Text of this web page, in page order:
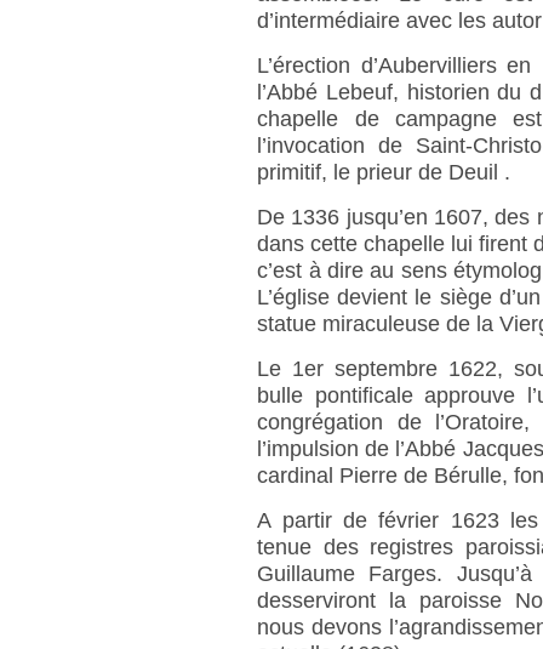
d’intermédiaire avec les
L’érection d’Aubervilliers
l’Abbé Lebeuf, historien du
chapelle de campagne
l’invocation de Saint-
primitif, le prieur de Deuil .
De 1336 jusqu’en 1607,
dans cette chapelle lui firent
c’est à dire au sens
L’église devient le siège
statue miraculeuse de la
Le 1er septembre 1622,
bulle pontificale approuve
congrégation de
l’impulsion de l’Abbé
cardinal Pierre de Bérulle,
A partir de février 1623
tenue des registres
Guillaume Farges.
desserviront la paroisse
nous devons